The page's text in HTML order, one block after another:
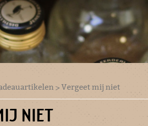
> Vergeet mij niet
NIET